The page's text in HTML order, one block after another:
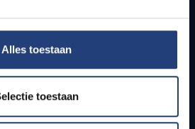
Alles toestaan
toestaan
secundaire scholen